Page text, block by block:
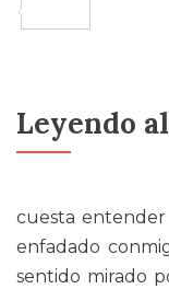
Leyendo
cuesta entender
enfadado
sentido mirado